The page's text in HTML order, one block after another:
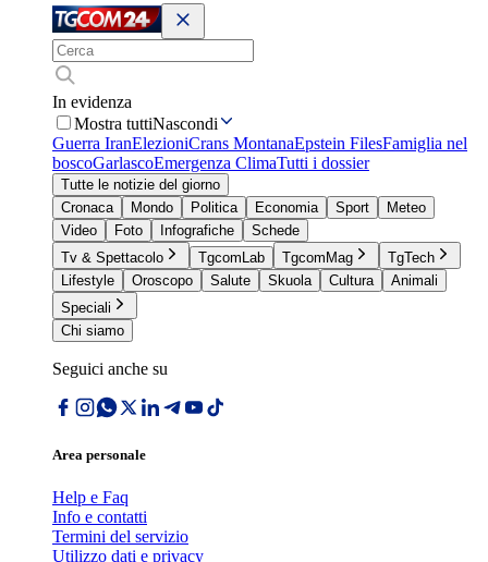
In evidenza
Mostra tuttiNascondi
Guerra IranElezioniCrans MontanaEpstein FilesFamiglia nel
boscoGarlascoEmergenza ClimaTutti i dossier
Tutte le notizie del giorno
Cronaca
Mondo Politica Economia Sport
Meteo
Video
Foto Infografiche
Schede
Tv & Spettacolo
TgcomLab TgcomMag
TgTech
Lifestyle
Oroscopo Salute Skuola Cultura
Animali
Speciali
Chi siamo
Seguici anche su
Area personale
Help e Faq
Info e contatti
Termini del servizio
Utilizzo dati e privacy